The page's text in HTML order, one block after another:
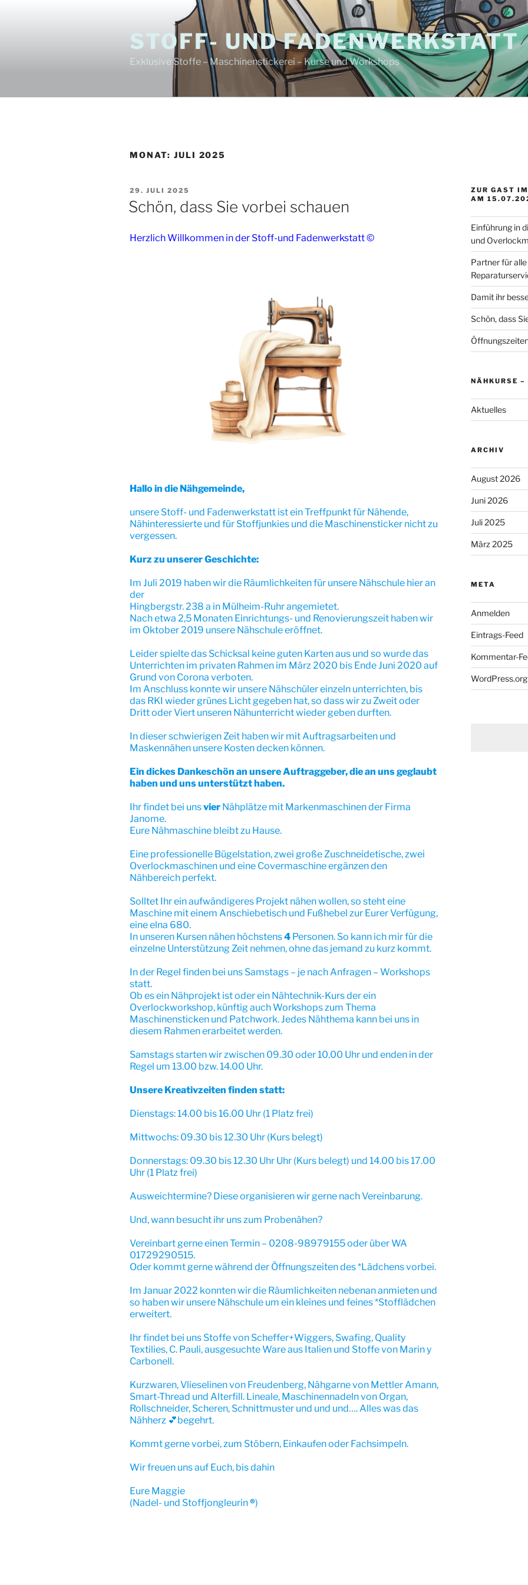
STOFF- UND FADENWERKSTATT
Exklusive Stoffe – Maschinenstickerei – Kurse und Workshops
MONAT: JULI 2025
VERÖFFENTLICHT
AM
29. JULI 2025
Schön, dass Sie vorbei schauen
Herzlich Willkommen in der Stoff-und Fadenwerkstatt ©
Hallo in die Nähgemeinde,
unsere Stoff- und Fadenwerkstatt ist ein Treffpunkt für Nähende,
Nähinteressierte und für Stoffjunkies und die Maschinensticker nicht zu
vergessen.
Kurz zu unserer Geschichte:
Im Juli 2019 haben wir die Räumlichkeiten für unsere Nähschule hier an
der
Hingbergstr. 238 a in Mülheim-Ruhr angemietet.
Nach etwa 2,5 Monaten Einrichtungs- und Renovierungszeit haben wir
im Oktober 2019 unsere Nähschule eröffnet.
Leider spielte das Schicksal keine guten Karten aus und so wurde das
Unterrichten im privaten Rahmen im März 2020 bis Ende Juni 2020 auf
Grund von Corona verboten.
Im Anschluss konnte wir unsere Nähschüler einzeln unterrichten, bis
das RKI wieder grünes Licht gegeben hat, so dass wir zu Zweit oder
Dritt oder Viert unseren Nähunterricht wieder geben durften.
In dieser schwierigen Zeit haben wir mit Auftragsarbeiten und
Maskennähen unsere Kosten decken können.
Ein dickes Dankeschön an unsere Auftraggeber, die an uns geglaubt
haben und uns unterstützt haben.
Ihr findet bei unsvier Nähplätze mit Markenmaschinen der Firma
Janome.
Eure Nähmaschine bleibt zu Hause.
Eine professionelle Bügelstation, zwei große Zuschneidetische, zwei
Overlockmaschinen und eine Covermaschine ergänzen den
Nähbereich perfekt.
Solltet Ihr ein aufwändigeres Projekt nähen wollen, so steht eine
Maschine mit einem Anschiebetisch und Fußhebel zur Eurer Verfügung,
eine elna 680.
In unseren Kursen nähen höchstens4 Personen. So kann ich mir für die
einzelne Unterstützung Zeit nehmen, ohne das jemand zu kurz kommt.
In der Regel finden bei uns Samstags – je nach Anfragen – Workshops
statt.
Ob es ein Nähprojekt ist oder ein Nähtechnik-Kurs der ein
Overlockworkshop, künftig auch Workshops zum Thema
Maschinensticken und Patchwork. Jedes Nähthema kann bei uns in
diesem Rahmen erarbeitet werden.
Samstags starten wir zwischen 09.30 oder 10.00 Uhr und enden in der
Regel um 13.00 bzw. 14.00 Uhr.
Unsere Kreativzeiten finden statt:
Dienstags: 14.00 bis 16.00 Uhr (1 Platz frei)
Mittwochs: 09.30 bis 12.30 Uhr (Kurs belegt)
Donnerstags: 09.30 bis 12.30 Uhr Uhr (Kurs belegt) und 14.00 bis 17.00
Uhr (1 Platz frei)
Ausweichtermine? Diese organisieren wir gerne nach Vereinbarung.
Und, wann besucht ihr uns zum Probenähen?
Vereinbart gerne einen Termin – 0208-98979155 oder über WA
01729290515.
Oder kommt gerne während der Öffnungszeiten des *Lädchens vorbei.
Im Januar 2022 konnten wir die Räumlichkeiten nebenan anmieten und
so haben wir unsere Nähschule um ein kleines und feines *Stofflädchen
erweitert.
Ihr findet bei uns Stoffe von Scheffer+Wiggers, Swafing, Quality
Textilies, C. Pauli, ausgesuchte Ware aus Italien und Stoffe von Marin y
Carbonell.
Kurzwaren, Vlieselinen von Freudenberg, Nähgarne von Mettler Amann,
Smart-Thread und Alterfill. Lineale, Maschinennadeln von Organ,
Rollschneider, Scheren, Schnittmuster und und und…. Alles was das
Nähherz 💕begehrt.
Kommt gerne vorbei, zum Stöbern, Einkaufen oder Fachsimpeln.
Wir freuen uns auf Euch, bis dahin
Eure Maggie
(Nadel- und Stoffjongleurin®)
ZUR GAST
AM
Einführung in
und
Partner für
Damit ihr
Schön, dass
NÄHKURSE –
Aktuelles
ARCHIV
August 2026
Juni 2026
Juli 2025
März 2025
META
Anmelden
Eintrags-Feed
Kommentar-
WordPress.org